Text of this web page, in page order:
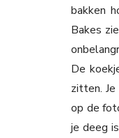
bakken
Bakes
De
zitten.
op de
je deeg